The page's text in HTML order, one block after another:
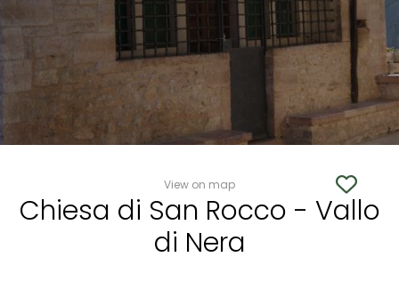
View on map
Chiesa di San Rocco - Vallo
di Nera